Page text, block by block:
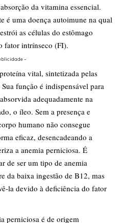
da vitamina essencial.
é uma doença autoimune na qual
as células do estômago
fator intrínseco (FI).
-
vital, sintetizada pelas
função é indispensável para
adequadamente na
o íleo. Sem a presença e
humano não consegue
eficaz, desencadeando a
a anemia perniciosa. É
de ser um tipo de anemia
da baixa ingestão de B12, mas
la devido à deficiência do fator
perniciosa é de origem